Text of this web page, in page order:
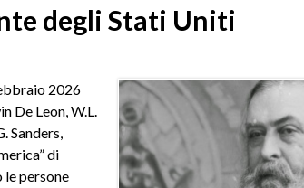
degli Stati Uniti
2026
De Leon, W.L.
Sanders,
di
persone